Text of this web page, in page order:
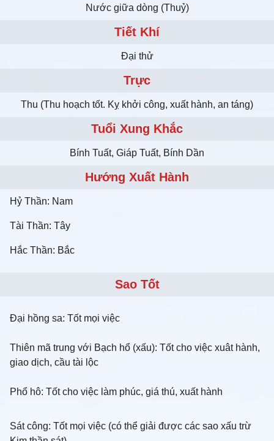
Nước giữa dòng (Thuỷ)
Tiết Khí
Đại thử
Trực
Thu (Thu hoạch tốt. Kỵ khởi công, xuất hành, an táng)
Tuổi Xung Khắc
Bính Tuất, Giáp Tuất, Bính Dần
Hướng Xuất Hành
Hỷ Thần: Nam
Tài Thần: Tây
Hắc Thần: Bắc
Sao Tốt
Đại hồng sa: Tốt mọi việc
Thiên mã trung với Bạch hổ (xấu): Tốt cho việc xuât hành,
giao dịch, cầu tài lộc
Phổ hô: Tốt cho việc làm phúc, giá thú, xuất hành
Sát công: Tốt mọi việc (có thể giải được các sao xấu trừ